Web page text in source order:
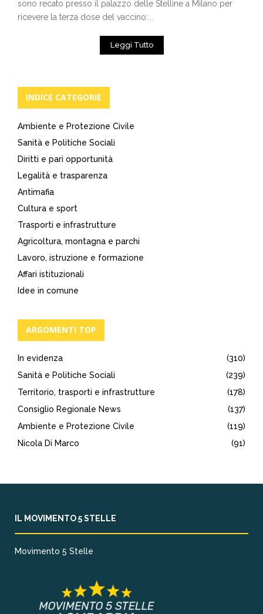
sono recato presso il palazzo delle Stelline a Milano per
ricevere la terza dose del vaccino:...
Leggi Tutto
INDICE CATEGORIE
Ambiente e Protezione Civile
Sanità e Politiche Sociali
Diritti e pari opportunità
Legalità e trasparenza
Antimafia
Cultura e sport
Trasporti e infrastrutture
Agricoltura, montagna e parchi
Lavoro, istruzione e formazione
Affari istituzionali
Idee in comune
ARGOMENTI TOP
In evidenza
(310)
Sanità e Politiche Sociali
(239)
Territorio, trasporti e infrastrutture
(178)
Consiglio Regionale News
(137)
Ambiente e Protezione Civile
(119)
Nicola Di Marco
(91)
IL MOVIMENTO 5 STELLE
Movimento 5 Stelle